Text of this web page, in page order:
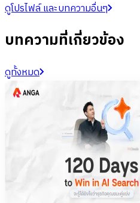
ดูโปรไฟล์ และบทความอื่นๆ
บทความที่เกี่ยวข้อง
ดูทั้งหมด